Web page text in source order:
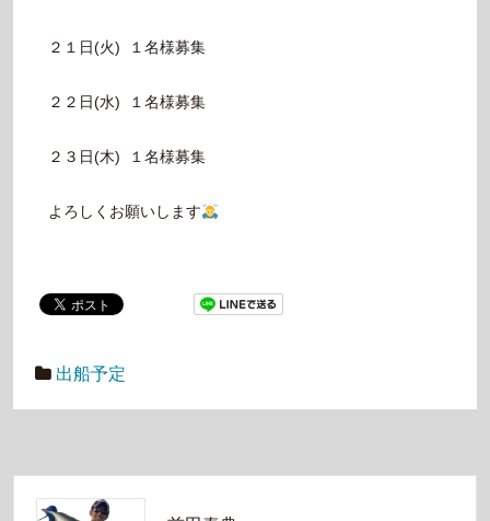
２１日(火) １名様募集
２２日(水) １名様募集
２３日(木) １名様募集
よろしくお願いします
出船予定